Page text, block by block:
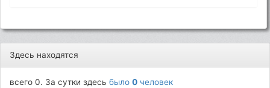
Здесь находятся
всего 0. За сутки здесьбыло0 человек